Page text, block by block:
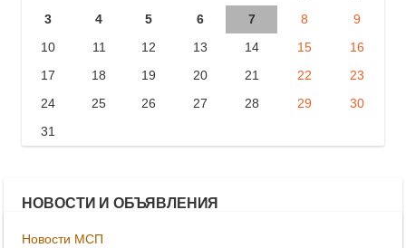
3
4 5 6 7 8
9
10
11 12 13 14 15
16
17
18 19 20 21 22
23
24
25 26 27 28 29
30
31
НОВОСТИ И ОБЪЯВЛЕНИЯ
Новости МСП